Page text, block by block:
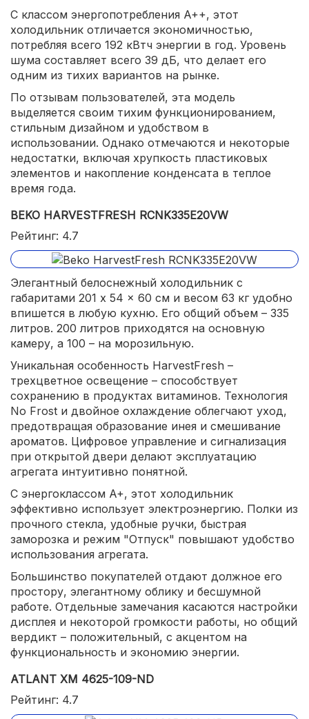
С классом энергопотребления A++, этот
холодильник отличается экономичностью,
потребляя всего 192 кВтч энергии в год. Уровень
шума составляет всего 39 дБ, что делает его
одним из тихих вариантов на рынке.
По отзывам пользователей, эта модель
выделяется своим тихим функционированием,
стильным дизайном и удобством в
использовании. Однако отмечаются и некоторые
недостатки, включая хрупкость пластиковых
элементов и накопление конденсата в теплое
время года.
BEKO HARVESTFRESH RCNK335E20VW
Рейтинг: 4.7
Элегантный белоснежный холодильник с
габаритами 201 x 54 x 60 см и весом 63 кг удобно
впишется в любую кухню. Его общий объем – 335
литров. 200 литров приходятся на основную
камеру, а 100 – на морозильную.
Уникальная особенность HarvestFresh –
трехцветное освещение – способствует
сохранению в продуктах витаминов. Технология
No Frost и двойное охлаждение облегчают уход,
предотвращая образование инея и смешивание
ароматов. Цифровое управление и сигнализация
при открытой двери делают эксплуатацию
агрегата интуитивно понятной.
С энергоклассом A+, этот холодильник
эффективно использует электроэнергию. Полки из
прочного стекла, удобные ручки, быстрая
заморозка и режим "Отпуск" повышают удобство
использования агрегата.
Большинство покупателей отдают должное его
простору, элегантному облику и бесшумной
работе. Отдельные замечания касаются настройки
дисплея и некоторой громкости работы, но общий
вердикт – положительный, с акцентом на
функциональность и экономию энергии.
ATLANT ХМ 4625-109-ND
Рейтинг: 4.7